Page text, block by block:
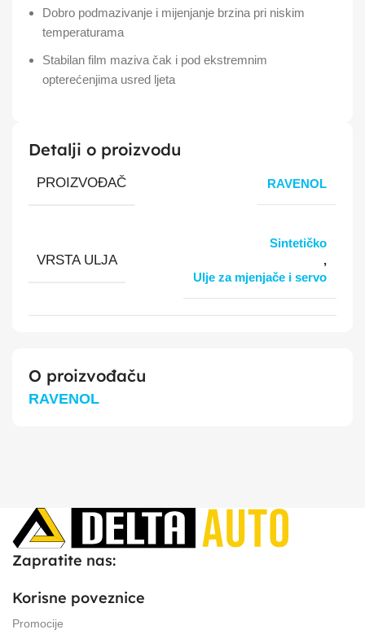
Dobro podmazivanje i mijenjanje brzina pri niskim
temperaturama
Stabilan film maziva čak i pod ekstremnim
opterećenjima usred ljeta
Detalji o proizvodu
PROIZVOĐAČ RAVENOL
VRSTA ULJA
Sintetičko
,
Ulje za mjenjače i servo
O proizvođaču
RAVENOL
Zapratite nas:
Korisne poveznice
Promocije